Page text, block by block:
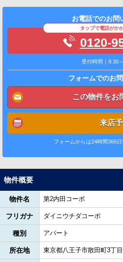
お電話でのお問
タップで電話がか
0120-
受付時間｜8:30
フォームでのお
この物件をお
来店
フォームからは24時間365日
物件概要
物件名 第2内田コーポ
フリガナ ダイニウチダコーポ
種別 アパート
所在地 東京都八王子市散田町3丁